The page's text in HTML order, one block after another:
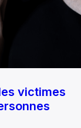
victimes